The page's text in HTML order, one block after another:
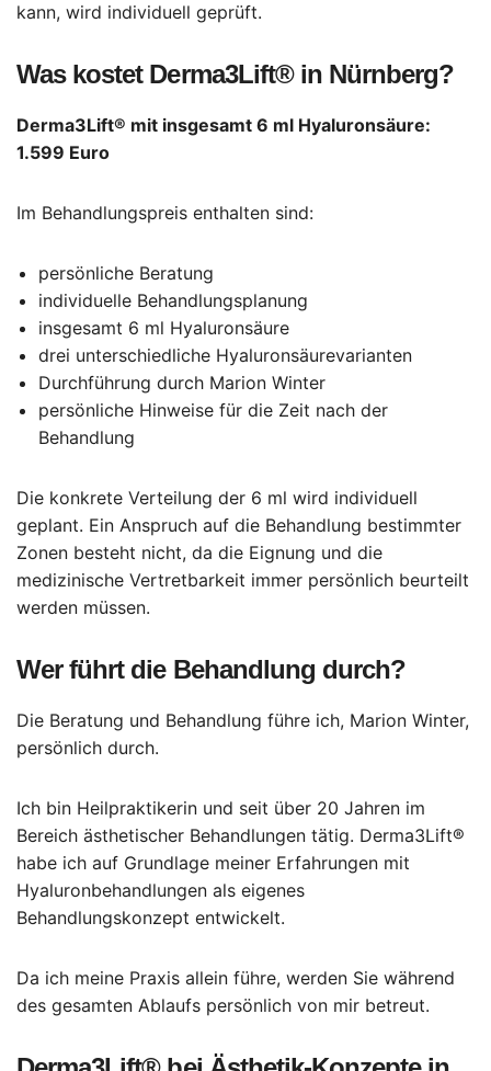
kann, wird individuell geprüft.
Was kostet Derma3Lift® in Nürnberg?
Derma3Lift® mit insgesamt 6 ml Hyaluronsäure:
1.599 Euro
Im Behandlungspreis enthalten sind:
persönliche Beratung
individuelle Behandlungsplanung
insgesamt 6 ml Hyaluronsäure
drei unterschiedliche Hyaluronsäurevarianten
Durchführung durch Marion Winter
persönliche Hinweise für die Zeit nach der
Behandlung
Die konkrete Verteilung der 6 ml wird individuell
geplant. Ein Anspruch auf die Behandlung bestimmter
Zonen besteht nicht, da die Eignung und die
medizinische Vertretbarkeit immer persönlich beurteilt
werden müssen.
Wer führt die Behandlung durch?
Die Beratung und Behandlung führe ich, Marion Winter,
persönlich durch.
Ich bin Heilpraktikerin und seit über 20 Jahren im
Bereich ästhetischer Behandlungen tätig. Derma3Lift®
habe ich auf Grundlage meiner Erfahrungen mit
Hyaluronbehandlungen als eigenes
Behandlungskonzept entwickelt.
Da ich meine Praxis allein führe, werden Sie während
des gesamten Ablaufs persönlich von mir betreut.